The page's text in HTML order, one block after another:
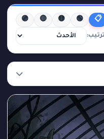
📋
🟢
🟡
🔴
🟣
ترتيب: